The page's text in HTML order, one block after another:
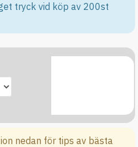
tryck vid köp av 200st
nedan för tips av bästa